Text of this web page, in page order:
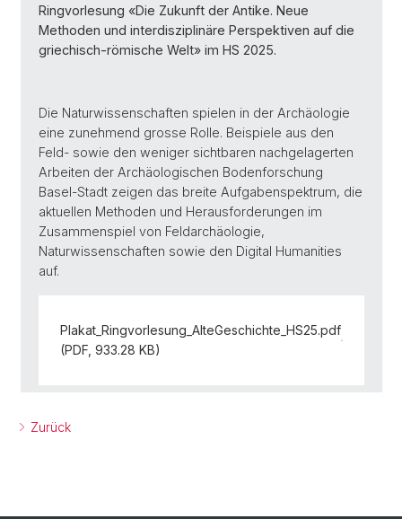
Ringvorlesung «Die Zukunft der Antike. Neue
Methoden und interdisziplinäre Perspektiven auf die
griechisch-römische Welt» im HS 2025.
Die Naturwissenschaften spielen in der Archäologie
eine zunehmend grosse Rolle. Beispiele aus den
Feld- sowie den weniger sichtbaren nachgelagerten
Arbeiten der Archäologischen Bodenforschung
Basel-Stadt zeigen das breite Aufgabenspektrum, die
aktuellen Methoden und Herausforderungen im
Zusammenspiel von Feldarchäologie,
Naturwissenschaften sowie den Digital Humanities
auf.
Plakat_Ringvorlesung_AlteGeschichte_HS25.pdf
(PDF, 933.28 KB)
Zurück